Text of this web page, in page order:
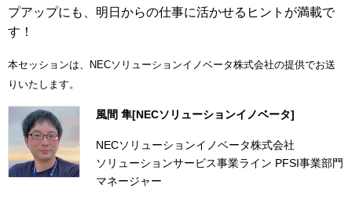
プアップにも、明日からの仕事に活かせるヒントが満載で
す！
本セッションは、NECソリューションイノベータ株式会社の提供でお送
りいたします。
風間 隼[NECソリューションイノベータ]
NECソリューションイノベータ株式会社
ソリューションサービス事業ライン PFSI事業部門
マネージャー